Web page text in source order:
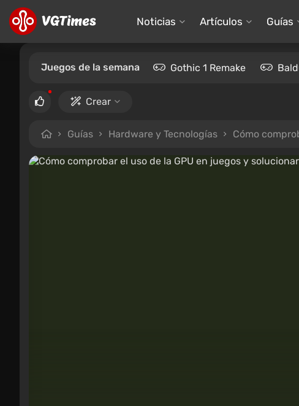
Noticias Artículos Guías
Juegos de la semana Gothic 1 Remake
Crear
Guías Hardware y Tecnologías Cómo